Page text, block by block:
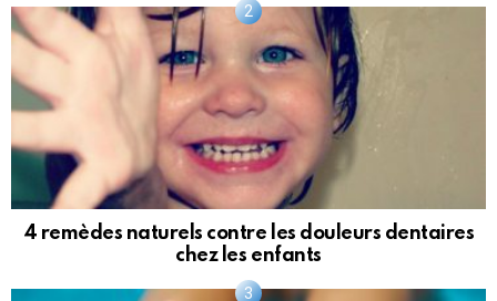
4 remèdes naturels contre les douleurs dentaires
chez les enfants